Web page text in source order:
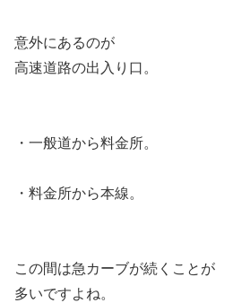
意外にあるのが
高速道路の出入り口。
・一般道から料金所。
・料金所から本線。
この間は急カーブが続くことが
多いですよね。